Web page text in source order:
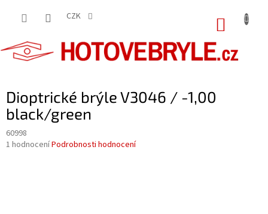
CZK
Dioptrické brýle V3046 / -1,00
black/green
60998
Průměrné
1 hodnoceníPodrobnosti hodnocení